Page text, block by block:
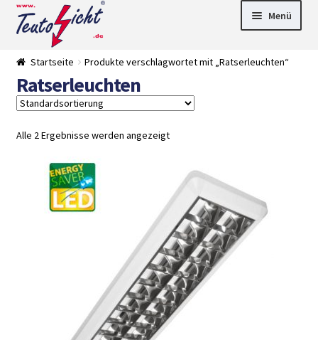
Zur
Navigation
springen
Springe
zum
Menü
► LED Panel
►
Versandarten
► Zahlarten
Startseite Produkte verschlagwortet mit „Ratserleuchten“
Ratserleuchten
Alle 2 Ergebnisse werden angezeigt